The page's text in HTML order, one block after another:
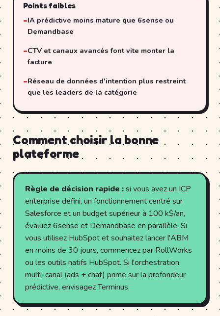
Points faibles
IA prédictive moins mature que 6sense ou
Demandbase
CTV et canaux avancés font vite monter la
facture
Réseau de données d'intention plus restreint
que les leaders de la catégorie
Comment choisir la bonne
plateforme
Règle de décision rapide :si vous avez un ICP
enterprise défini, un fonctionnement centré sur
Salesforce et un budget supérieur à 100 k$/an,
évaluez 6sense et Demandbase en parallèle. Si
vous utilisez HubSpot et souhaitez lancer l'ABM
en moins de 30 jours, commencez par RollWorks
ou les outils natifs HubSpot. Si l'orchestration
multi-canal (ads + chat) prime sur la profondeur
prédictive, envisagez Terminus.